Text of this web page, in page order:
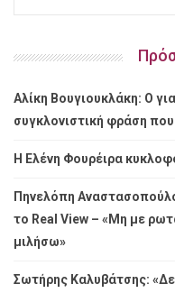
Αλίκη Βουγιουκλάκη: Ο
συγκλονιστική φράση
Η Ελένη Φουρέιρα
Πηνελόπη
το Real View – «Μη με
μιλήσω»
Σωτήρης Καλυβάτσης: